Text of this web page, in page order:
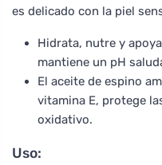
es delicado con la piel
Hidrata, nutre y
mantiene un pH
El aceite de espino
vitamina E, protege
oxidativo.
Uso: